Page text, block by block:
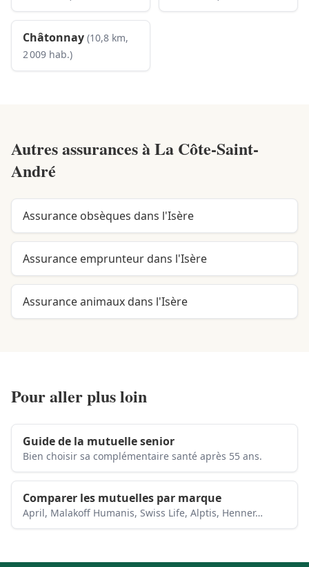
Châtonnay (10,8 km,
2 009 hab.)
Autres assurances àLa Côte-Saint-
André
Assurance obsèques dans l'Isère
Assurance emprunteur dans l'Isère
Assurance animaux dans l'Isère
Pour aller plus loin
Guide de la mutuelle senior
Bien choisir sa complémentaire santé après 55 ans.
Comparer les mutuelles par marque
April, Malakoff Humanis, Swiss Life, Alptis, Henner…